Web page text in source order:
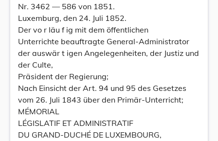
Nr. 3462 — 586 von 1851.
Luxemburg, den 24. Juli 1852.
Der vo r läu f ig mit dem öffentlichen
Unterrichte beauftragte General-Administrator
der auswär t igen Angelegenheiten, der Justiz und
der Culte,
Präsident der Regierung;
Nach Einsicht der Art. 94 und 95 des Gesetzes
vom 26. Juli 1843 über den Primär-Unterricht;
MÉMORIAL
LÉGISLATIF ET ADMINISTRATIF
DU GRAND-DUCHÉ DE LUXEMBOURG,